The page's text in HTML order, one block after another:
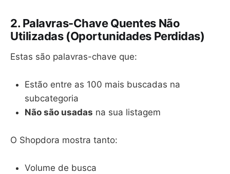
2. Palavras-Chave Quentes Não
Utilizadas (Oportunidades Perdidas)
Estas são palavras-chave que:
Estão entre as 100 mais buscadas na
subcategoria
Não são usadas na sua listagem
O Shopdora mostra tanto:
Volume de busca